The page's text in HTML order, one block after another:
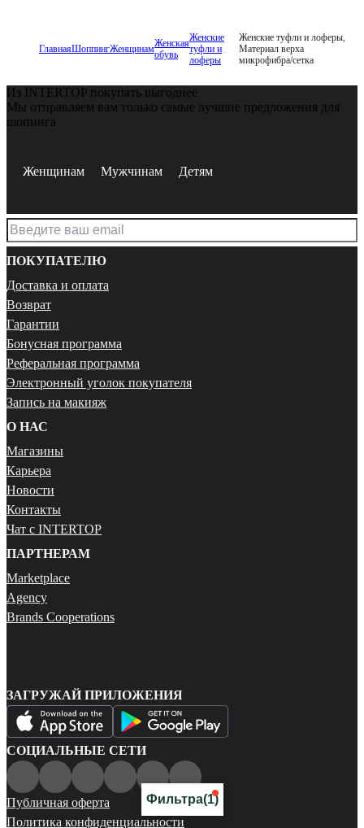
ГлавнаяШоппингЖенщинамЖенская
обувь
Женские
туфли и
лоферы
Женские туфли и лоферы,
Материал верха
микрофибра/сетка
Фильтра(1)
Из INTERTOP покупать выгоднее
Мы отправляем вам только самые лучшие предложения для
шопинга
Женщинам Мужчинам Детям
ПОКУПАТЕЛЮ
Доставка и оплата
Возврат
Гарантии
Бонусная программа
Реферальная программа
Электронный уголок покупателя
Запись на макияж
О НАС
Магазины
Карьера
Новости
Контакты
Чат с INTERTOP
ПАРТНЕРАМ
Marketplace
Agency
Brands Cooperations
ЗАГРУЖАЙ ПРИЛОЖЕНИЯ
СОЦИАЛЬНЫЕ СЕТИ
Публичная оферта
Политика конфиденциальности